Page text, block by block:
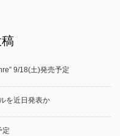
9/18(土)発売予定
を近日発表か
定